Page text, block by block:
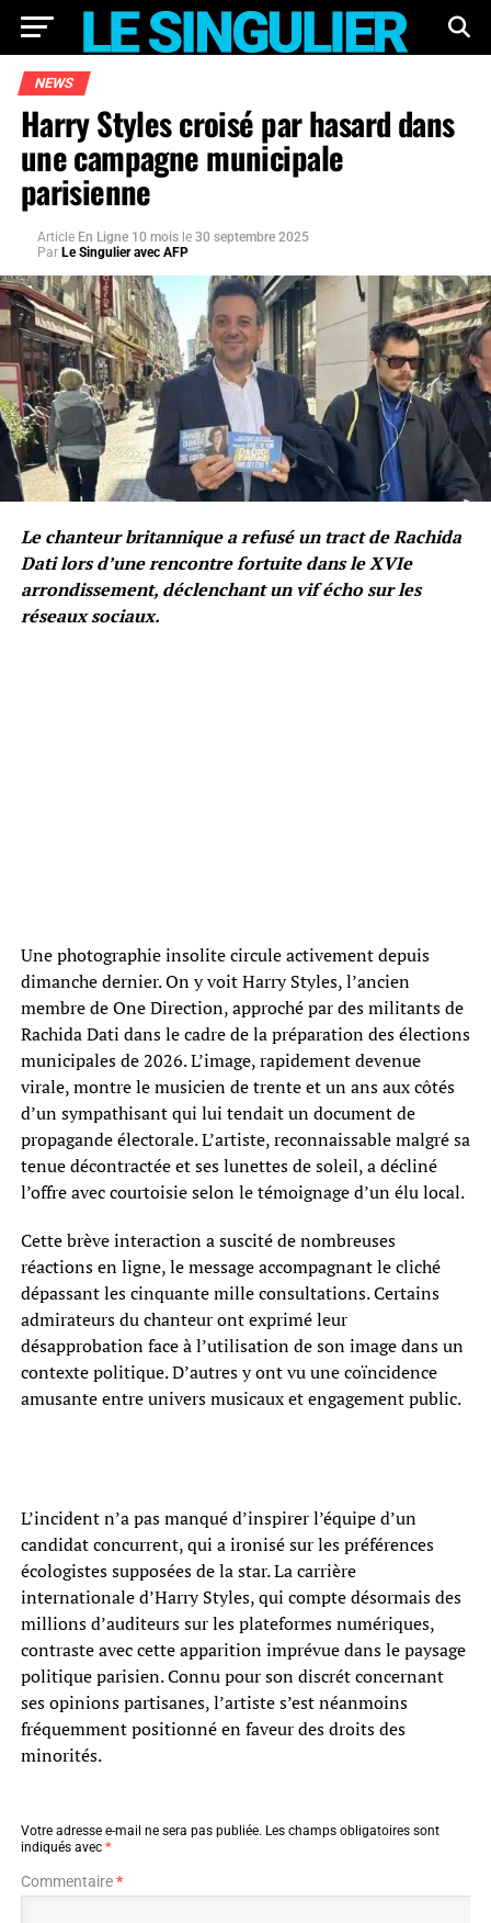
NEWS
Harry Styles croisé par hasard dans
une campagne municipale
parisienne
Article En Ligne 10 mois le 30 septembre 2025
Par Le Singulier avec AFP
Le chanteur britannique a refusé un tract de Rachida
Dati lors d’une rencontre fortuite dans le XVIe
arrondissement, déclenchant un vif écho sur les
réseaux sociaux.
Une photographie insolite circule activement depuis
dimanche dernier. On y voit Harry Styles, l’ancien
membre de One Direction, approché par des militants de
Rachida Dati dans le cadre de la préparation des élections
municipales de 2026. L’image, rapidement devenue
virale, montre le musicien de trente et un ans aux côtés
d’un sympathisant qui lui tendait un document de
propagande électorale. L’artiste, reconnaissable malgré sa
tenue décontractée et ses lunettes de soleil, a décliné
l’offre avec courtoisie selon le témoignage d’un élu local.
Cette brève interaction a suscité de nombreuses
réactions en ligne, le message accompagnant le cliché
dépassant les cinquante mille consultations. Certains
admirateurs du chanteur ont exprimé leur
désapprobation face à l’utilisation de son image dans un
contexte politique. D’autres y ont vu une coïncidence
amusante entre univers musicaux et engagement public.
L’incident n’a pas manqué d’inspirer l’équipe d’un
candidat concurrent, qui a ironisé sur les préférences
écologistes supposées de la star. La carrière
internationale d’Harry Styles, qui compte désormais des
millions d’auditeurs sur les plateformes numériques,
contraste avec cette apparition imprévue dans le paysage
politique parisien. Connu pour son discrét concernant
ses opinions partisanes, l’artiste s’est néanmoins
fréquemment positionné en faveur des droits des
minorités.
Votre adresse e-mail ne sera pas publiée. Les champs obligatoires sont
indiqués avec *
Commentaire*